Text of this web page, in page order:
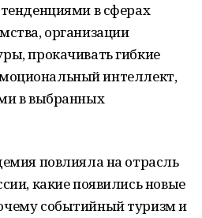
в сферах
организации
прокачивать гибкие
интеллект,
в выбранных
повлияла на отрасль
какие появились новые
событийный туризм и